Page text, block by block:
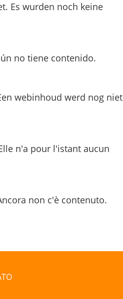
Es wurden noch keine
no tiene contenido.
webinhoud werd nog niet
n'a pour l'istant aucun
non c'è contenuto.